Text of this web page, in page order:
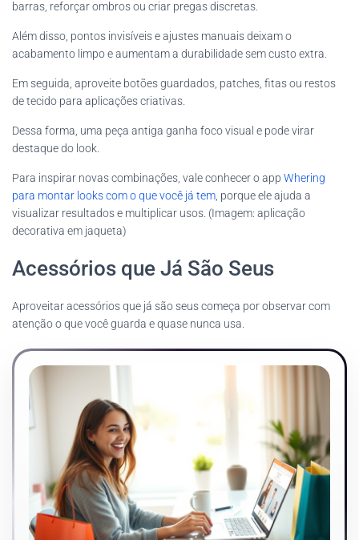
barras, reforçar ombros ou criar pregas discretas.
Além disso, pontos invisíveis e ajustes manuais deixam o
acabamento limpo e aumentam a durabilidade sem custo extra.
Em seguida, aproveite botões guardados, patches, fitas ou restos
de tecido para aplicações criativas.
Dessa forma, uma peça antiga ganha foco visual e pode virar
destaque do look.
Para inspirar novas combinações, vale conhecer o app Whering
para montar looks com o que você já tem , porque ele ajuda a
visualizar resultados e multiplicar usos. (Imagem: aplicação
decorativa em jaqueta)
Acessórios que Já São Seus
Aproveitar acessórios que já são seus começa por observar com
atenção o que você guarda e quase nunca usa.